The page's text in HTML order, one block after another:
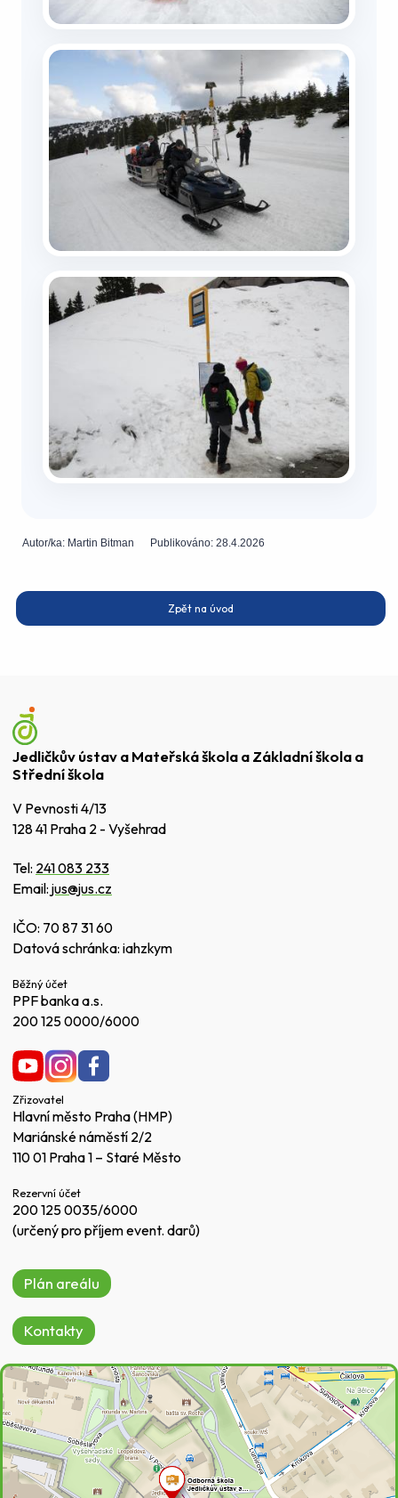
Autor/ka: Martin Bitman Publikováno: 28.4.2026
Zpět na úvod
Jedličkův ústav a Mateřská škola a Základní škola a
Střední škola
V Pevnosti 4/13
128 41 Praha 2 - Vyšehrad
Tel: 241 083 233
Email: jus@jus.cz
IČO: 70 87 31 60
Datová schránka: iahzkym
Běžný účet
PPF banka a.s.
200 125 0000/6000
Zřizovatel
Hlavní město Praha (HMP)
Mariánské náměstí 2/2
110 01 Praha 1 – Staré Město
Rezervní účet
200 125 0035/6000
(určený pro příjem event. darů)
Plán areálu
Kontakty